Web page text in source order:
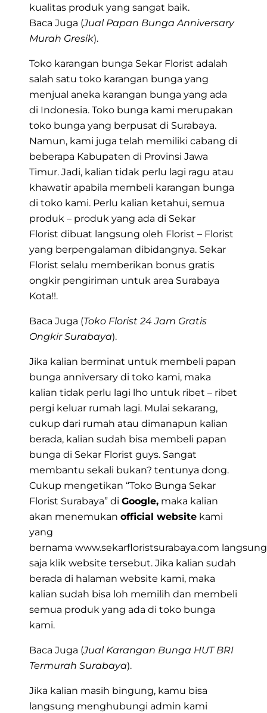
kualitas produk yang sangat baik.
Baca Juga (Jual Papan Bunga Anniversary
Murah Gresik).
Toko karangan bunga Sekar Florist adalah
salah satu toko karangan bunga yang
menjual aneka karangan bunga yang ada
di Indonesia. Toko bunga kami merupakan
toko bunga yang berpusat di Surabaya.
Namun, kami juga telah memiliki cabang di
beberapa Kabupaten di Provinsi Jawa
Timur. Jadi, kalian tidak perlu lagi ragu atau
khawatir apabila membeli karangan bunga
di toko kami. Perlu kalian ketahui, semua
produk – produk yang ada di Sekar
Florist dibuat langsung oleh Florist – Florist
yang berpengalaman dibidangnya. Sekar
Florist selalu memberikan bonus gratis
ongkir pengiriman untuk area Surabaya
Kota!!.
Baca Juga (Toko Florist 24 Jam Gratis
Ongkir Surabaya).
Jika kalian berminat untuk membeli papan
bunga anniversary di toko kami, maka
kalian tidak perlu lagi lho untuk ribet – ribet
pergi keluar rumah lagi. Mulai sekarang,
cukup dari rumah atau dimanapun kalian
berada, kalian sudah bisa membeli papan
bunga di Sekar Florist guys. Sangat
membantu sekali bukan? tentunya dong.
Cukup mengetikan “Toko Bunga Sekar
Florist Surabaya” di Google, maka kalian
akan menemukan official website kami
yang
bernama www.sekarfloristsurabaya.com langsung
saja klik website tersebut. Jika kalian sudah
berada di halaman website kami, maka
kalian sudah bisa loh memilih dan membeli
semua produk yang ada di toko bunga
kami.
Baca Juga (Jual Karangan Bunga HUT BRI
Termurah Surabaya).
Jika kalian masih bingung, kamu bisa
langsung menghubungi admin kami